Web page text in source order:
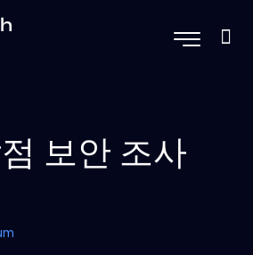
보안 조사